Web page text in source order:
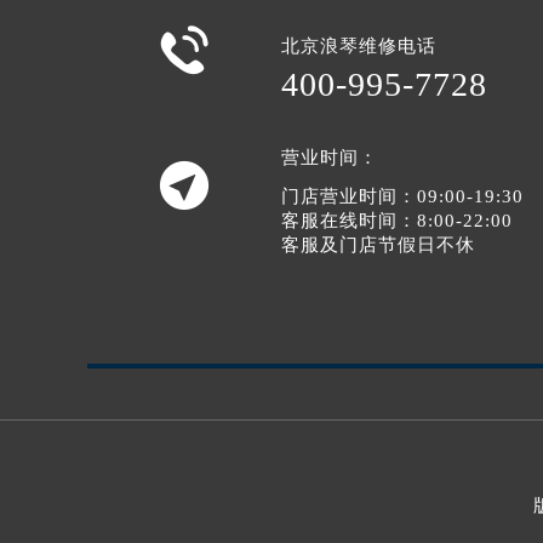
 北京浪琴维修电话
400-995-7728

营业时间：
门店营业时间：09:00-19:30
客服在线时间：8:00-22:00
客服及门店节假日不休